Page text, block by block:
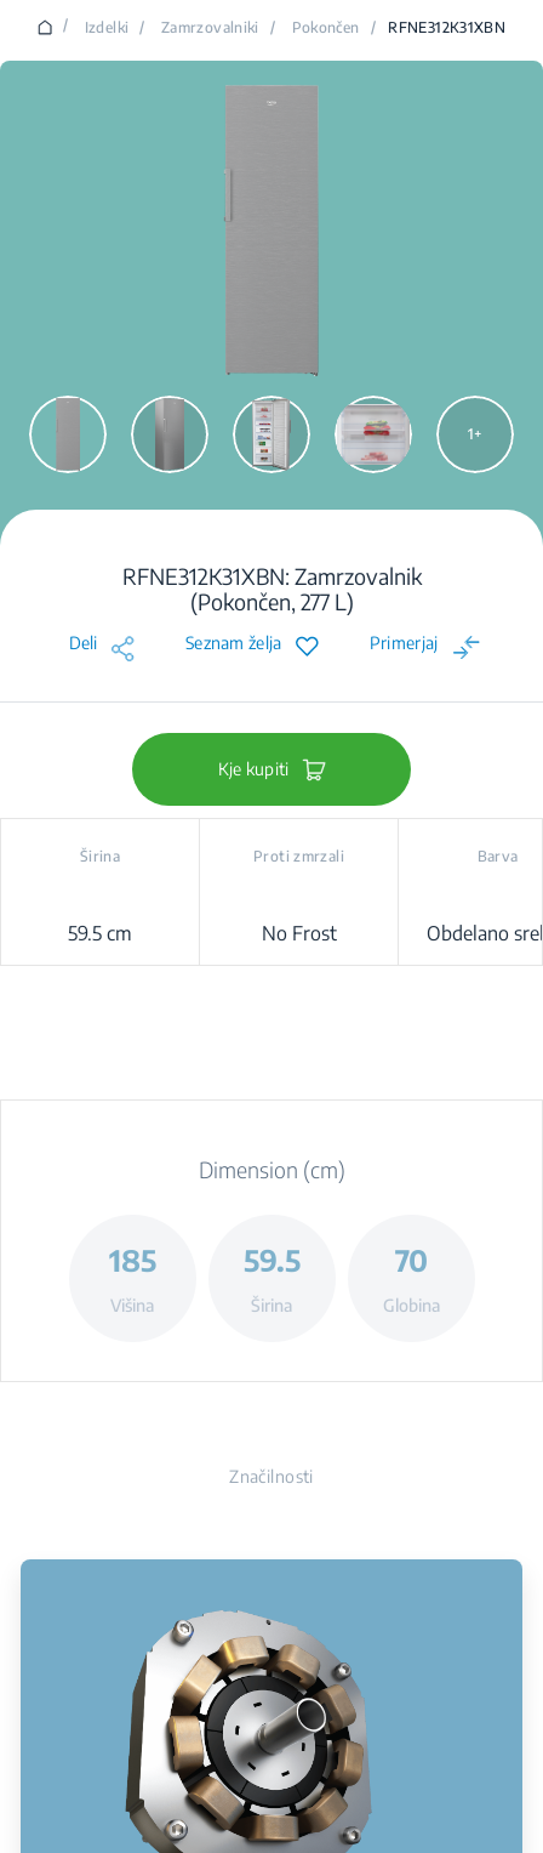
/ Izdelki / Zamrzovalniki / Pokončen / RFNE312K31XBN
1
RFNE312K31XBN: Zamrzovalnik
(Pokončen, 277 L)
Deli Seznam želja Primerjaj
Kje kupiti
Širina
59.5 cm
Proti zmrzali
No Frost
Barva
Obdelano
Dimension (cm)
185
Višina
59.5
Širina
70
Globina
Značilnosti